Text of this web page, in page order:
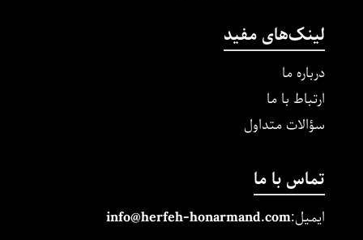
لینک‌های مفید
درباره ما
ارتباط با ما
سؤالات متداول
تماس با ما
ایمیل: info@herfeh-honarmand.com